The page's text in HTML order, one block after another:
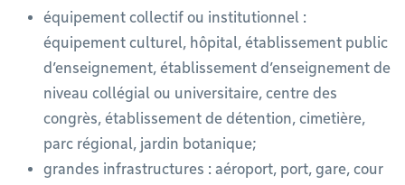
équipement collectif ou institutionnel :
équipement culturel, hôpital, établissement public
d’enseignement, établissement d’enseignement de
niveau collégial ou universitaire, centre des
congrès, établissement de détention, cimetière,
parc régional, jardin botanique;
grandes infrastructures : aéroport, port, gare, cour